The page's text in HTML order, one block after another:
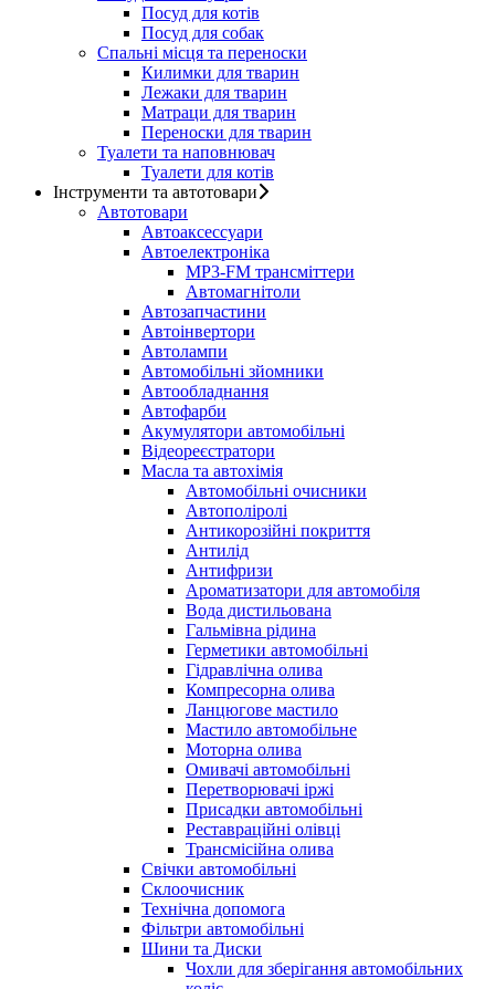
Посуд для котів
Посуд для собак
Спальні місця та переноски
Килимки для тварин
Лежаки для тварин
Матраци для тварин
Переноски для тварин
Туалети та наповнювач
Туалети для котів
Інструменти та автотовари
Автотовари
Автоаксессуари
Автоелектроніка
MP3-FM трансміттери
Автомагнітоли
Автозапчастини
Автоінвертори
Автолампи
Автомобільні зйомники
Автообладнання
Автофарби
Акумулятори автомобільні
Відеореєстратори
Масла та автохімія
Автомобільні очисники
Автополіролі
Антикорозійні покриття
Антилід
Антифризи
Ароматизатори для автомобіля
Вода дистильована
Гальмівна рідина
Герметики автомобільні
Гідравлічна олива
Компресорна олива
Ланцюгове мастило
Мастило автомобільне
Моторна олива
Омивачі автомобільні
Перетворювачі іржі
Присадки автомобільні
Реставраційні олівці
Трансмісійна олива
Свічки автомобільні
Склоочисник
Технічна допомога
Фільтри автомобільні
Шини та Диски
Чохли для зберігання автомобільних